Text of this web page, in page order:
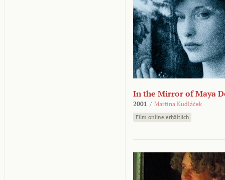
In the Mirror of Maya
2001 / Martina Kudláček
Film online erhältlich